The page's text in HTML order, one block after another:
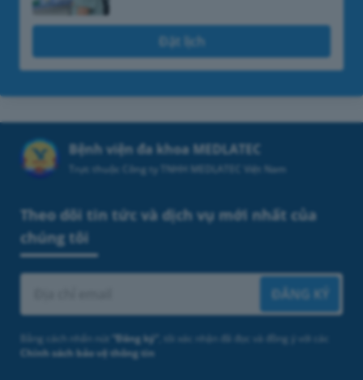
Đặt lịch
Bệnh viện đa khoa MEDLATEC
Trực thuộc Công ty TNHH MEDLATEC Việt Nam
Theo dõi tin tức và dịch vụ mới nhất của
chúng tôi
ĐĂNG KÝ
Bằng cách nhấn nút “Đăng ký”
, tôi xác nhận đã đọc và đồng ý với các
Chính sách bảo vệ thông tin